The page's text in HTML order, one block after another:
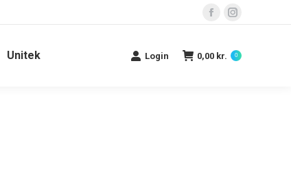
Facebook
opens
Instagram
opens
Unitek Login 0,00 kr. 0